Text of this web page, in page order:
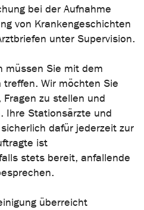
bei der Aufnahme
von Krankengeschichten
unter Supervision.
müssen Sie mit dem
Wir möchten Sie
zu stellen und
Ihre Stationsärzte und
dafür jederzeit zur
ist
stets bereit, anfallende
überreicht